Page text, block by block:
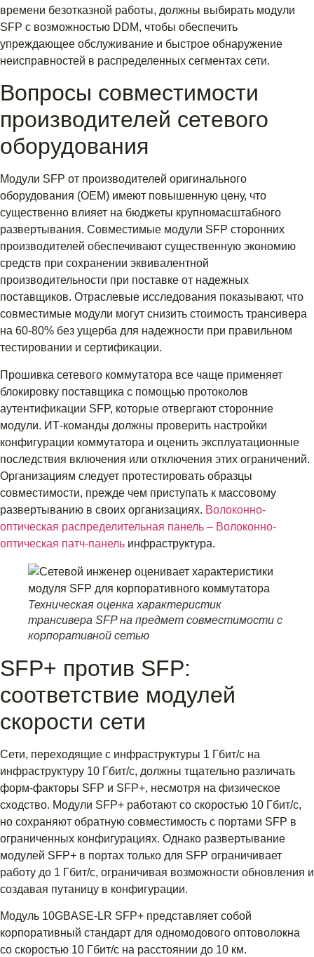
времени безотказной работы, должны выбирать модули
SFP с возможностью DDM, чтобы обеспечить
упреждающее обслуживание и быстрое обнаружение
неисправностей в распределенных сегментах сети.
Вопросы совместимости
производителей сетевого
оборудования
Модули SFP от производителей оригинального
оборудования (OEM) имеют повышенную цену, что
существенно влияет на бюджеты крупномасштабного
развертывания. Совместимые модули SFP сторонних
производителей обеспечивают существенную экономию
средств при сохранении эквивалентной
производительности при поставке от надежных
поставщиков. Отраслевые исследования показывают, что
совместимые модули могут снизить стоимость трансивера
на 60-80% без ущерба для надежности при правильном
тестировании и сертификации.
Прошивка сетевого коммутатора все чаще применяет
блокировку поставщика с помощью протоколов
аутентификации SFP, которые отвергают сторонние
модули. ИТ-команды должны проверить настройки
конфигурации коммутатора и оценить эксплуатационные
последствия включения или отключения этих ограничений.
Организациям следует протестировать образцы
совместимости, прежде чем приступать к массовому
развертыванию в своих организациях. Волоконно-
оптическая распределительная панель – Волоконно-
оптическая патч-панель инфраструктура.
Техническая оценка характеристик
трансивера SFP на предмет совместимости с
корпоративной сетью
SFP+ против SFP:
соответствие модулей
скорости сети
Сети, переходящие с инфраструктуры 1 Гбит/с на
инфраструктуру 10 Гбит/с, должны тщательно различать
форм-факторы SFP и SFP+, несмотря на физическое
сходство. Модули SFP+ работают со скоростью 10 Гбит/с,
но сохраняют обратную совместимость с портами SFP в
ограниченных конфигурациях. Однако развертывание
модулей SFP+ в портах только для SFP ограничивает
работу до 1 Гбит/с, ограничивая возможности обновления и
создавая путаницу в конфигурации.
Модуль 10GBASE-LR SFP+ представляет собой
корпоративный стандарт для одномодового оптоволокна
со скоростью 10 Гбит/с на расстоянии до 10 км.